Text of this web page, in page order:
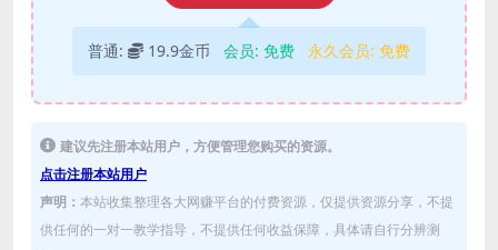
普通: 19.9金币 会员: 免费 永久会员: 免费
建议先注册本站用户，方便管理您购买的资源。
点击注册本站用户
声明： 本站收集整理各大网赚平台的付费资源，仅提供资源分享，不提
供任何的一对一教学指导，不提供任何收益保障，具体请自行分辨测